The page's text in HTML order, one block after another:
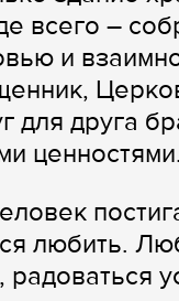
всего –
и
для друга
ценностями.
любить.